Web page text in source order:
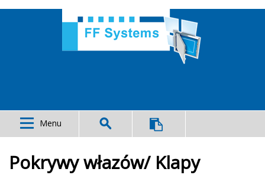
Menu
Pokrywy włazów/ Klapy